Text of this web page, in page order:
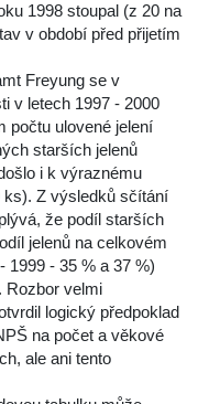
1998 stoupal (z 20 na
v období před přijetím
Freyung se v
v letech 1997 - 2000
počtu ulovené jelení
starších jelenů
i k výraznému
ks). Z výsledků sčítání
že podíl starších
jelenů na celkovém
- 35 % a 37 %)
Rozbor velmi
logický předpoklad
na počet a věkové
ale ani tento